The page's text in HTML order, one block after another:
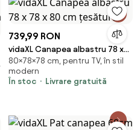
739,99 RON
vidaXL Canapea albastru 78 x
78 x 80 cm țesătură
80×78×78 cm, pentru TV, în stil
modern
În stoc
Livrare gratuită